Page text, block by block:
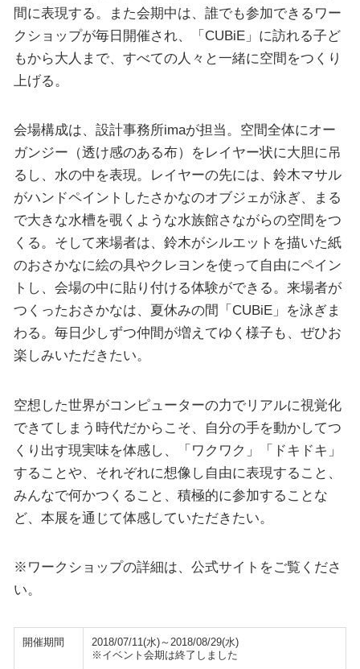
間に表現する。また会期中は、誰でも参加できるワー
クショップが毎日開催され、「CUBiE」に訪れる子ど
もから大人まで、すべての人々と一緒に空間をつくり
上げる。
会場構成は、設計事務所imaが担当。空間全体にオー
ガンジー（透け感のある布）をレイヤー状に大胆に吊
るし、水の中を表現。レイヤーの先には、鈴木マサル
がハンドペイントしたさかなのオブジェが泳ぎ、まる
で大きな水槽を覗くような水族館さながらの空間をつ
くる。そして来場者は、鈴木がシルエットを描いた紙
のおさかなに絵の具やクレヨンを使って自由にペイン
トし、会場の中に貼り付ける体験ができる。来場者が
つくったおさかなは、夏休みの間「CUBiE」を泳ぎま
わる。毎日少しずつ仲間が増えてゆく様子も、ぜひお
楽しみいただきたい。
空想した世界がコンピューターの力でリアルに視覚化
できてしまう時代だからこそ、自分の手を動かしてつ
くり出す現実味を体感し、「ワクワク」「ドキドキ」
することや、それぞれに想像し自由に表現すること、
みんなで何かつくること、積極的に参加することな
ど、本展を通じて体感していただきたい。
※ワークショップの詳細は、公式サイトをご覧くださ
い。
開催期間
2018/07/11(水)～2018/08/29(水)
※イベント会期は終了しました